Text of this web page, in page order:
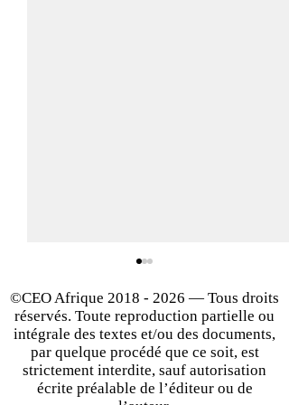
©CEO Afrique 2018 - 2026 — Tous droits
réservés. Toute reproduction partielle ou
intégrale des textes et/ou des documents,
par quelque procédé que ce soit, est
strictement interdite, sauf autorisation
écrite préalable de l’éditeur ou de